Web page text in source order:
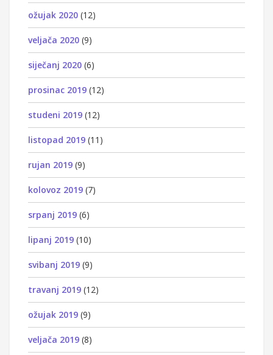
ožujak 2020 (12)
veljača 2020 (9)
siječanj 2020 (6)
prosinac 2019 (12)
studeni 2019 (12)
listopad 2019 (11)
rujan 2019 (9)
kolovoz 2019 (7)
srpanj 2019 (6)
lipanj 2019 (10)
svibanj 2019 (9)
travanj 2019 (12)
ožujak 2019 (9)
veljača 2019 (8)